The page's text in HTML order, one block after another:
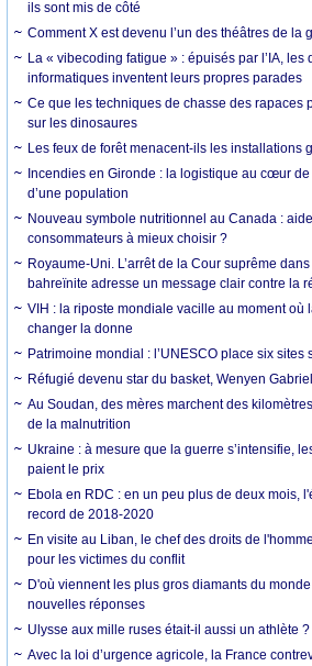
ils sont mis de côté
Comment X est devenu l’un des théâtres de la
La « vibecoding fatigue » : épuisés par l’IA, les
informatiques inventent leurs propres parades
Ce que les techniques de chasse des rapaces
sur les dinosaures
Les feux de forêt menacent-ils les installations
Incendies en Gironde : la logistique au cœur de
d’une population
Nouveau symbole nutritionnel au Canada :
consommateurs à mieux choisir ?
Royaume-Uni. L’arrêt de la Cour suprême
bahreïnite adresse un message clair contre la
VIH : la riposte mondiale vacille au moment où
changer la donne
Patrimoine mondial : l’UNESCO place six
Réfugié devenu star du basket, Wenyen
Au Soudan, des mères marchent des
de la malnutrition
Ukraine : à mesure que la guerre s’intensifie,
paient le prix
Ebola en RDC : en un peu plus de deux mois,
record de 2018-2020
En visite au Liban, le chef des droits de
pour les victimes du conflit
D'où viennent les plus gros diamants du
nouvelles réponses
Ulysse aux mille ruses était-il aussi un athlète ?
Avec la loi d’urgence agricole, la France